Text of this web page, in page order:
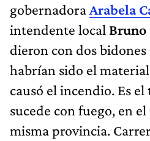
gobernadoraArabela
intendente local Bruno
dieron con dos
habrían sido el
causó el incendio. Es
sucede con fuego, en
misma provincia.